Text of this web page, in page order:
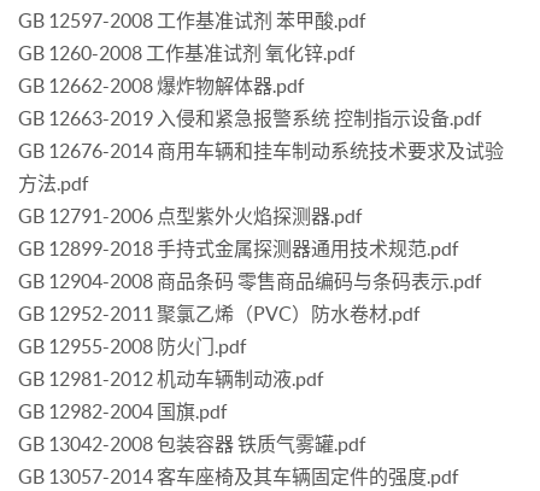
GB 12597-2008 工作基准试剂 苯甲酸.pdf
GB 1260-2008 工作基准试剂 氧化锌.pdf
GB 12662-2008 爆炸物解体器.pdf
GB 12663-2019 入侵和紧急报警系统 控制指示设备.pdf
GB 12676-2014 商用车辆和挂车制动系统技术要求及试验
方法.pdf
GB 12791-2006 点型紫外火焰探测器.pdf
GB 12899-2018 手持式金属探测器通用技术规范.pdf
GB 12904-2008 商品条码 零售商品编码与条码表示.pdf
GB 12952-2011 聚氯乙烯（PVC）防水卷材.pdf
GB 12955-2008 防火门.pdf
GB 12981-2012 机动车辆制动液.pdf
GB 12982-2004 国旗.pdf
GB 13042-2008 包装容器 铁质气雾罐.pdf
GB 13057-2014 客车座椅及其车辆固定件的强度.pdf